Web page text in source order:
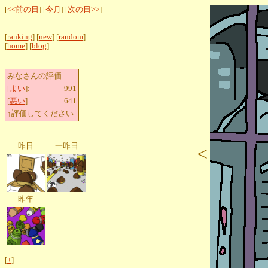
[<<前の日 ] [今月 ] [次の日>>]
[ranking] [new] [random]
[home] [blog]
みなさんの評価
[よい]:
991
[悪い]:
641
↑評価してください
昨日 一昨日
昨年
[+]
<